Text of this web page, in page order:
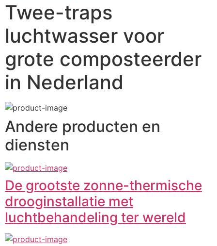
Twee-traps
luchtwasser voor
grote composteerder
in Nederland
Andere producten en
diensten
De grootste zonne-thermische
drooginstallatie met
luchtbehandeling ter wereld